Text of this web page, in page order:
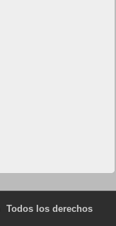
Todos los derechos